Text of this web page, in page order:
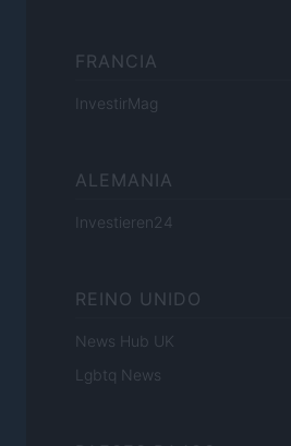
FRANCIA
InvestirMag
ALEMANIA
Investieren24
REINO UNIDO
News Hub UK
Lgbtq News